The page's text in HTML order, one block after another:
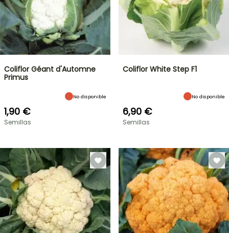
Coliflor Géant d'Automne
Primus
No disponible
1,90 €
Semillas
Coliflor White Step F1
No disponible
6,90 €
Semillas